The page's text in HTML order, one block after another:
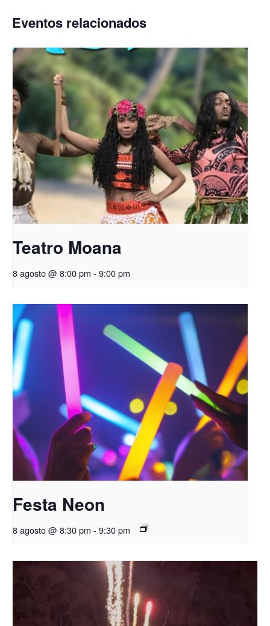
Eventos relacionados
Teatro Moana
8 agosto @ 8:00 pm - 9:00 pm
Festa Neon
8 agosto @ 8:30 pm - 9:30 pm